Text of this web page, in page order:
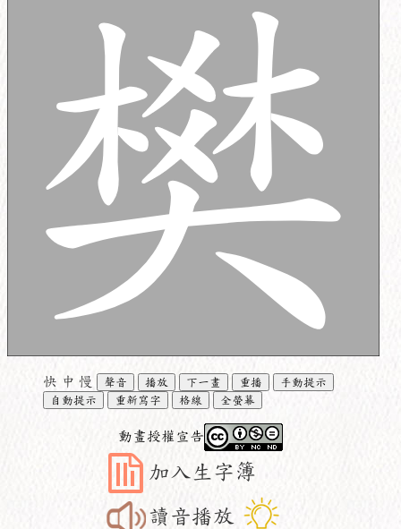
快 中 慢 聲音 播放 下一畫 重播
手動提示
自動提示
重新寫字 格線 全螢幕
動畫授權宣告
加入生字簿
讀音播放